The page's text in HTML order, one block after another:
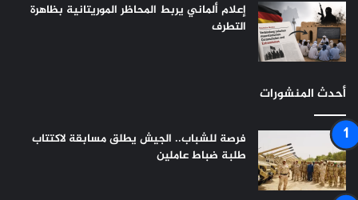
إعلام ألماني يربط المحاظر الموريتانية بظاهرة
التطرف
أحدث المنشورات
فرصة للشباب.. الجيش يطلق مسابقة لاكتتاب
طلبة ضباط عاملين